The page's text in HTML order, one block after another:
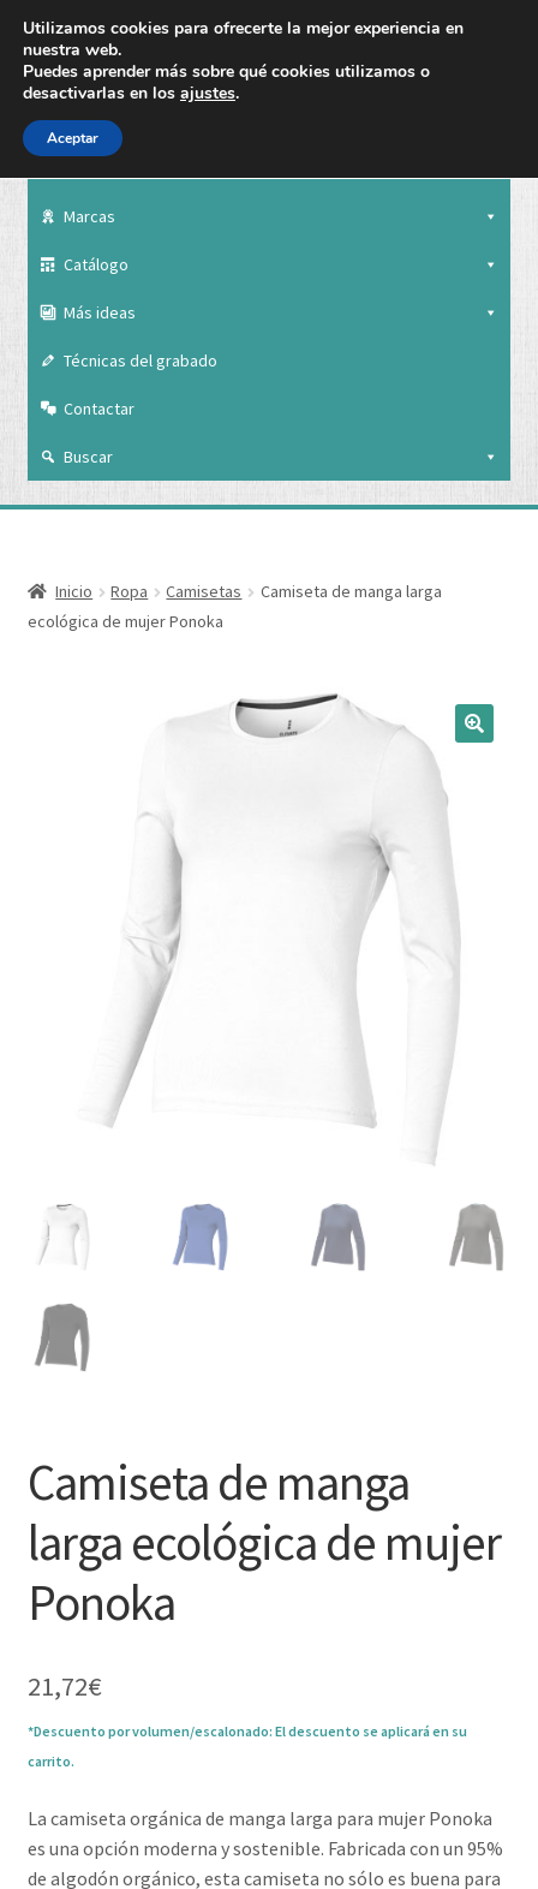
Marcas
Catálogo
Más ideas
Técnicas del grabado
Contactar
Buscar
Nuestra empresa
Catálogo
hijo
Inicio Ropa Camisetas
Camiseta de manga larga
ecológica de mujer Ponoka
Camiseta de manga
larga ecológica de mujer
Ponoka
21,72€
*Descuento por volumen/escalonado: El descuento se aplicará en su
carrito.
La camiseta orgánica de manga larga para mujer Ponoka
es una opción moderna y sostenible. Fabricada con un 95%
de algodón orgánico, esta camiseta no sólo es buena para
Utilizamos cookies para ofrecerte la mejor experiencia en
nuestra web.
Puedes aprender más sobre qué cookies utilizamos o
desactivarlas en los ajustes.
Aceptar